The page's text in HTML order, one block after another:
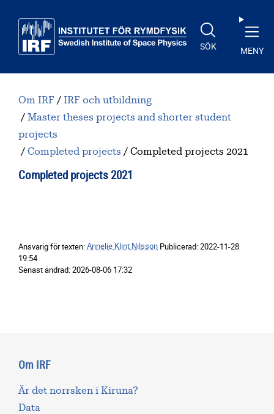
SÖK MENY
Om IRF
IRF och utbildning
Master theses projects and shorter student
projects
Completed projects
Completed projects 2021
Completed projects 2021
Ansvarig för texten:Annelie Klint Nilsson Publicerad:2022-11-28
19:54
Senast ändrad:2026-08-06 17:32
Om IRF
Är det norrsken i Kiruna?
Data